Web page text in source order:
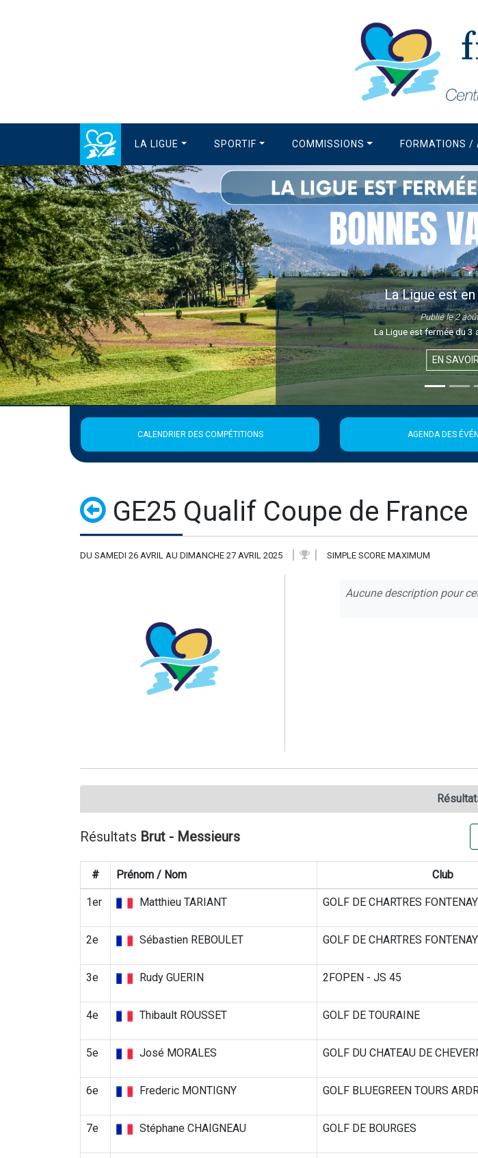
LA LIGUE SPORTIF COMMISSIONS FORMATIONS /
La Newsletter
Publié le 1
Retrouvez la 21ème édition de
EN
Précédent
CALENDRIER DES COMPÉTITIONS AGENDA DES
GE25 Qualif Coupe de France
DU SAMEDI 26 AVRIL AU DIMANCHE 27 AVRIL 2025 SIMPLE SCORE MAXIMUM
Aucune description pour
Résultats Brut - Messieurs
# Prénom / Nom Club
1er Matthieu TARIANT GOLF DE CHARTRES FONTENAY
2e Sébastien REBOULET GOLF DE CHARTRES FONTENAY
3e Rudy GUERIN 2FOPEN - JS 45
4e Thibault ROUSSET GOLF DE TOURAINE
5e José MORALES GOLF DU CHATEAU DE
6e Frederic MONTIGNY GOLF BLUEGREEN TOURS
7e Stéphane CHAIGNEAU GOLF DE BOURGES